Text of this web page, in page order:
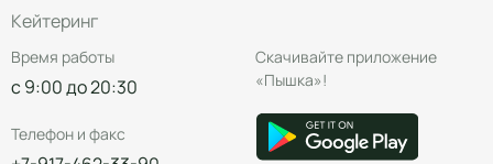
Кейтеринг
Время работы
с 9:00 до 20:30
Телефон и факс
Скачивайте приложение
«Пышка»!